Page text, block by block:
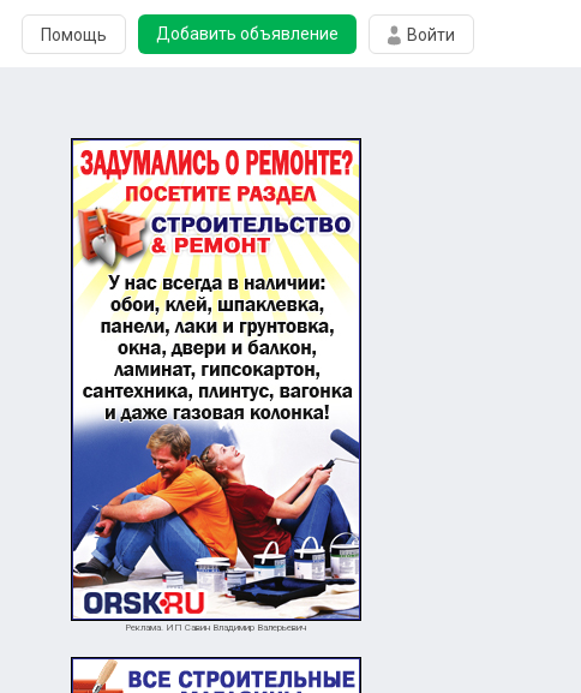
Помощь Добавить объявление Войти
Реклама. ИП Савин Владимир Валерьевич